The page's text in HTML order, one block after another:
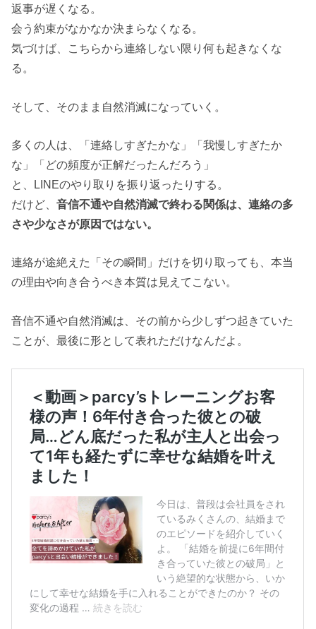
返事が遅くなる。
会う約束がなかなか決まらなくなる。
気づけば、こちらから連絡しない限り何も起きなくな
る。
そして、そのまま自然消滅になっていく。
多くの人は、「連絡しすぎたかな」「我慢しすぎたか
な」「どの頻度が正解だったんだろう」
と、LINEのやり取りを振り返ったりする。
だけど、音信不通や自然消滅で終わる関係は、連絡の多
さや少なさが原因ではない。
連絡が途絶えた「その瞬間」だけを切り取っても、本当
の理由や向き合うべき本質は見えてこない。
音信不通や自然消滅は、その前から少しずつ起きていた
ことが、最後に形として表れただけなんだよ。